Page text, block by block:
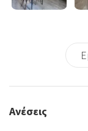
Ανέσεις